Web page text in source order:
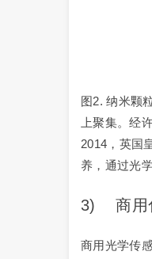
图2. 纳米颗
上聚集。经
2014，英国
养，通过光
3) 商用
商用光学传